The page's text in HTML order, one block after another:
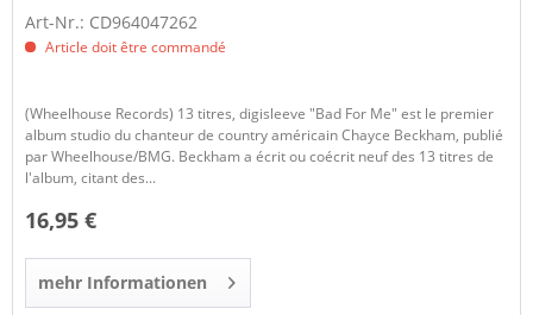
Art-Nr.: CD964047262
Article doit être commandé
(Wheelhouse Records) 13 titres, digisleeve "Bad For Me" est le premier
album studio du chanteur de country américain Chayce Beckham, publié
par Wheelhouse/BMG. Beckham a écrit ou coécrit neuf des 13 titres de
l'album, citant des...
16,95 €
mehr Informationen